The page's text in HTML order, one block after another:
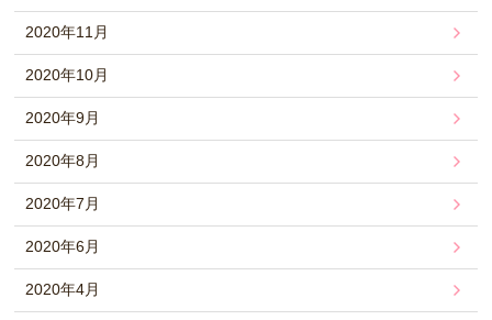
2020年11月
2020年10月
2020年9月
2020年8月
2020年7月
2020年6月
2020年4月